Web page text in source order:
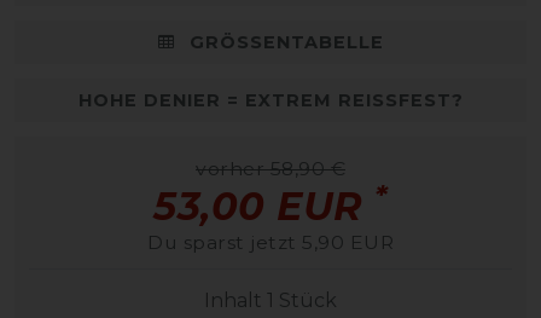
GRÖSSENTABELLE
HOHE DENIER = EXTREM REISSFEST?
vorher 58,90 €
53,00 EUR *
Du sparst jetzt 5,90 EUR
Inhalt 1 Stück